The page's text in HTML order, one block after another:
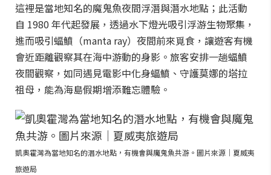
這裡是當地知名的魔鬼魚夜間浮潛與潛水地點；此活動
自 1980 年代起發展，透過水下燈光吸引浮游生物聚集，
進而吸引蝠鱝（manta ray）夜間前來覓食，讓遊客有機
會近距離觀察其在海中游動的身影。旅客安排一趟蝠鱝
夜間觀察，如同遇見電影中化身蝠鱝、守護莫娜的塔拉
祖母，能為海島假期增添難忘體驗。
凱奧霍灣為當地知名的潛水地點，有機會與魔鬼魚共游。圖片來源｜夏威夷
旅遊局